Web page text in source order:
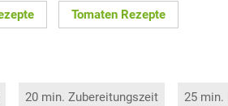
Tomaten Rezepte
20 min. Zubereitungszeit 25 min.